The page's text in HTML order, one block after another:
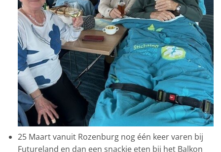
25 Maart vanuit Rozenburg nog één keer varen bij
Futureland en dan een snackje eten bij het Balkon